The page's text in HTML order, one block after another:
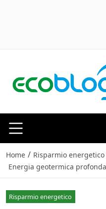
Home / Risparmio energetico
Energia geotermica
Risparmio energetico